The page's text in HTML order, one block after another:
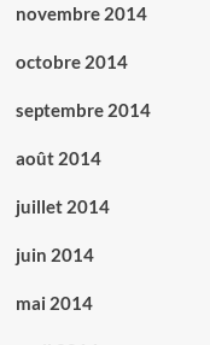
novembre 2014
octobre 2014
septembre 2014
août 2014
juillet 2014
juin 2014
mai 2014